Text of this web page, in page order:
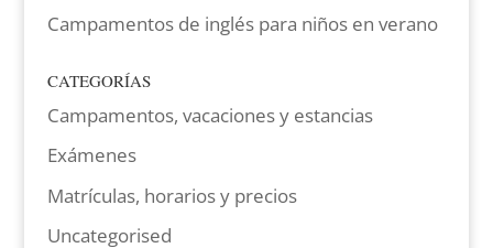
Campamentos de inglés para niños en verano
CATEGORÍAS
Campamentos, vacaciones y estancias
Exámenes
Matrículas, horarios y precios
Uncategorised